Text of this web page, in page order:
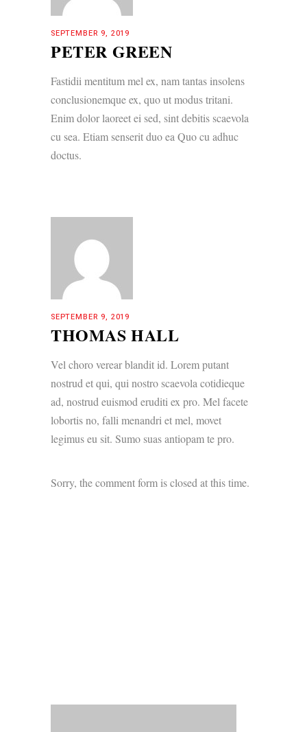
SEPTEMBER 9, 2019
PETER GREEN
Fastidii mentitum mel ex, nam tantas insolens
conclusionemque ex, quo ut modus tritani.
Enim dolor laoreet ei sed, sint debitis scaevola
cu sea. Etiam senserit duo ea Quo cu adhuc
doctus.
SEPTEMBER 9, 2019
THOMAS HALL
Vel choro verear blandit id. Lorem putant
nostrud et qui, qui nostro scaevola cotidieque
ad, nostrud euismod eruditi ex pro. Mel facete
lobortis no, falli menandri et mel, movet
legimus eu sit. Sumo suas antiopam te pro.
Sorry, the comment form is closed at this time.